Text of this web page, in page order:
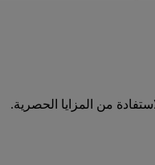
من المزايا الحصرية.